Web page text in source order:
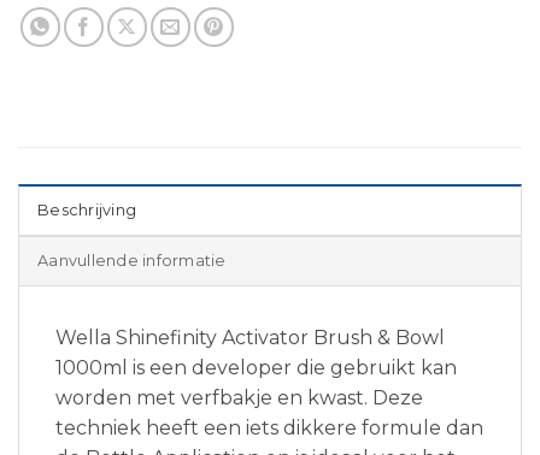
Beschrijving
Aanvullende informatie
Wella Shinefinity Activator Brush & Bowl
1000ml is een developer die gebruikt kan
worden met verfbakje en kwast. Deze
techniek heeft een iets dikkere formule dan